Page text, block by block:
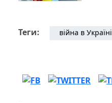
Теги: війна в Україні